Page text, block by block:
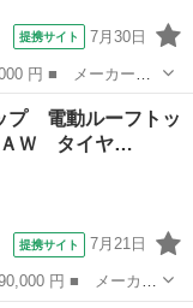
提携サイト 7月30日
名： ６６０ ハイ
クカメラ 禁煙車
プ 電動ルーフトッ
ＡＷ タイヤ…
提携サイト 7月21日